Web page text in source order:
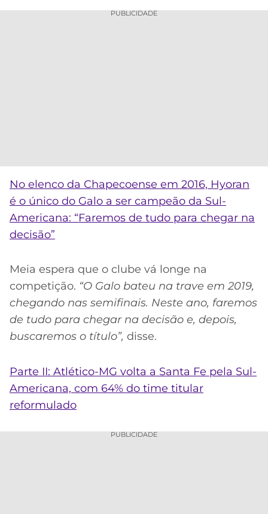
PUBLICIDADE
No elenco da Chapecoense em 2016, Hyoran
é o único do Galo a ser campeão da Sul-
Americana: “Faremos de tudo para chegar na
decisão”
Meia espera que o clube vá longe na
competição. “O Galo bateu na trave em 2019,
chegando nas semifinais. Neste ano, faremos
de tudo para chegar na decisão e, depois,
buscaremos o título”, disse.
Parte II: Atlético-MG volta a Santa Fe pela Sul-
Americana, com 64% do time titular
reformulado
PUBLICIDADE